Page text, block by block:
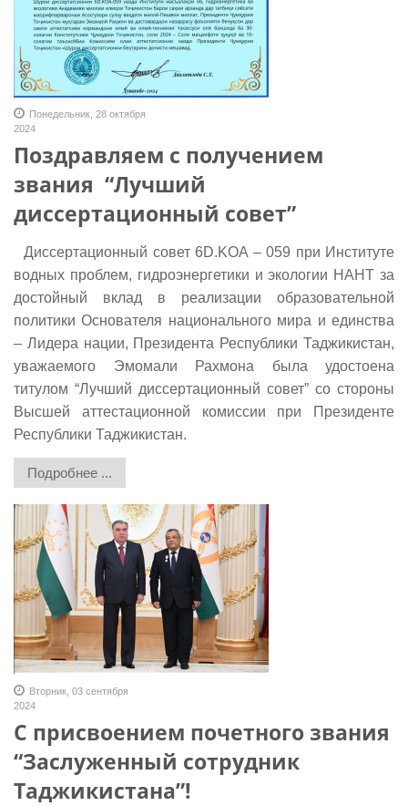
Понедельник, 28 октября
2024
Поздравляем с получением
звания “Лучший
диссертационный совет”
Диссертационный совет 6D.KOA – 059 при Институте
водных проблем, гидроэнергетики и экологии НАНТ за
достойный вклад в реализации образовательной
политики Основателя национального мира и единства
– Лидера нации, Президента Республики Таджикистан,
уважаемого Эмомали Рахмона была удостоена
титулом “Лучший диссертационный совет” со стороны
Высшей аттестационной комиссии при Президенте
Республики Таджикистан.
Подробнее ...
Вторник, 03 сентября
2024
С присвоением почетного звания
“Заслуженный сотрудник
Таджикистана”!